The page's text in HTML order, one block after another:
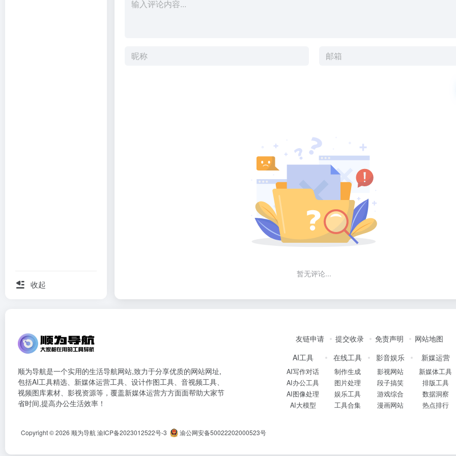
收起
暂无评论...
顺为导航是一个实用的生活导航网站,致力于分享优质的网站网址,
包括AI工具精选、新媒体运营工具、设计作图工具、音视频工具、
视频图库素材、影视资源等，覆盖新媒体运营方方面面帮助大家节
省时间,提高办公生活效率！
友链申请 提交收录 免责声明
网站地图
AI工具
AI写作对话
AI办公工具
AI图像处理
AI大模型
在线工具
制作生成
图片处理
娱乐工具
工具合集
影音娱乐
影视网站
段子搞笑
游戏综合
漫画网站
新媒运营
新媒体工具
排版工具
数据洞察
热点排行
Copyright © 2026 顺为导航渝ICP备2023012522号-3 渝公网安备50022202000523号